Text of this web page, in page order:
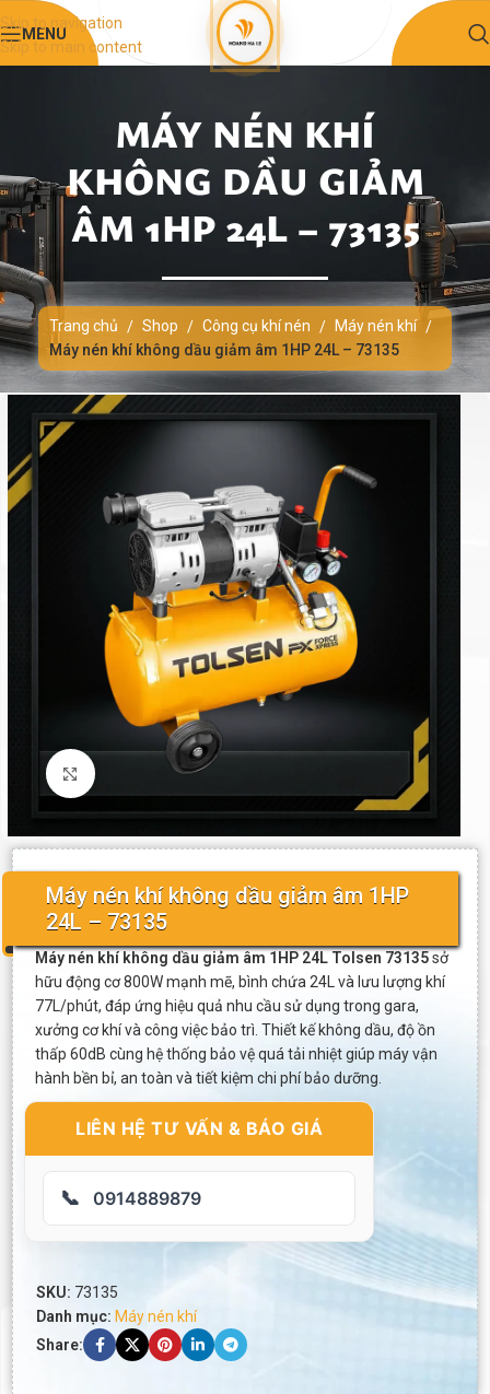
Skip to navigation
Skip to main content
MENU
MÁY NÉN KHÍ
KHÔNG DẦU GIẢM
ÂM 1HP 24L – 73135
Trang chủ / Shop / Công cụ khí nén / Máy nén khí /
Máy nén khí không dầu giảm âm 1HP 24L – 73135
Click to enlarge
Máy nén khí không dầu giảm âm 1HP
24L – 73135
Máy nén khí không dầu giảm âm 1HP 24L Tolsen 73135sở
hữu động cơ 800W mạnh mẽ, bình chứa 24L và lưu lượng khí
77L/phút, đáp ứng hiệu quả nhu cầu sử dụng trong gara,
xưởng cơ khí và công việc bảo trì. Thiết kế không dầu, độ ồn
thấp 60dB cùng hệ thống bảo vệ quá tải nhiệt giúp máy vận
hành bền bỉ, an toàn và tiết kiệm chi phí bảo dưỡng.
LIÊN HỆ TƯ VẤN & BÁO GIÁ
📞 0914889879
SKU: 73135
Danh mục: Máy nén khí
Share: